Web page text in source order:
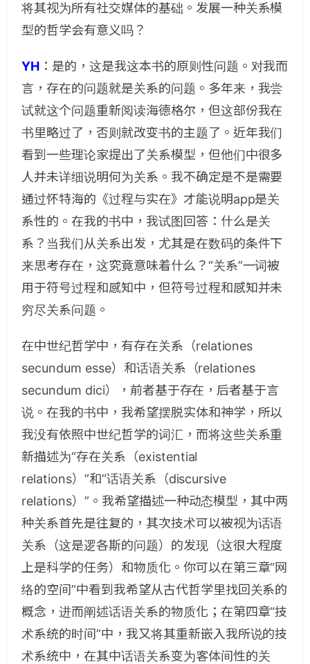
将其视为所有社交媒体的基础。发展一种关系模
型的哲学会有意义吗？
YH ： 是的，这是我这本书的原则性问题。对我而
言，存在的问题就是关系的问题。多年来，我尝
试就这个问题重新阅读海德格尔，但这部份我在
书里略过了，否则就改变书的主题了。近年我们
看到一些理论家提出了关系模型，但他们中很多
人并未详细说明何为关系。我不确定是不是需要
通过怀特海的《过程与实在》才能说明app是关
系性的。在我的书中，我试图回答：什么是关
系？当我们从关系出发，尤其是在数码的条件下
来思考存在，这究竟意味着什么？“关系”一词被
用于符号过程和感知中，但符号过程和感知并未
穷尽关系问题。
在中世纪哲学中，有存在关系（relationes
secundum esse）和话语关系（relationes
secundum dici），前者基于存在，后者基于言
说。在我的书中，我希望摆脱实体和神学，所以
我没有依照中世纪哲学的词汇，而将这些关系重
新描述为“存在关系（existential
relations）”和“话语关系（discursive
relations）”。我希望描述一种动态模型，其中两
种关系首先是往复的，其次技术可以被视为话语
关系（这是逻各斯的问题）的发现（这很大程度
上是科学的任务）和物质化。你可以在第三章“网
络的空间”中看到我希望从古代哲学里找回关系的
概念，进而阐述话语关系的物质化；在第四章“技
术系统的时间”中，我又将其重新嵌入我所说的技
术系统中，在其中话语关系变为客体间性的关